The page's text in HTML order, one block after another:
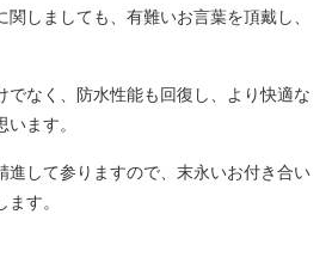
しましても、有難いお言葉を頂戴し、
でなく、防水性能も回復し、より快適な
ます。
進して参りますので、末永いお付き合い
す。